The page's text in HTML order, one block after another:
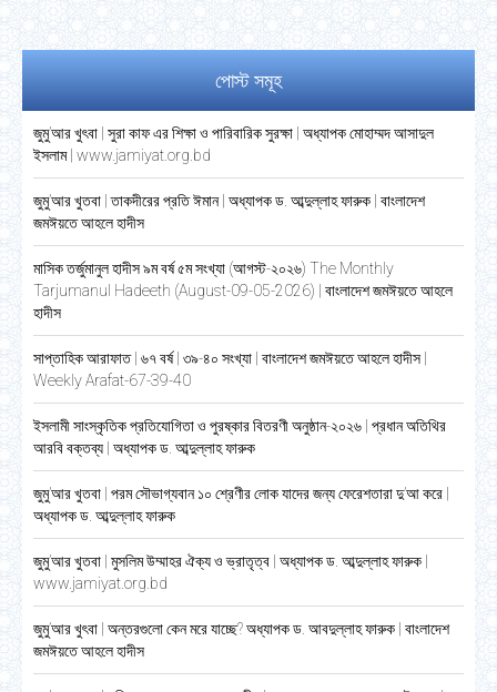
পোস্ট সমূহ
জুমু’আর খুৎবা | সুরা কাফ এর শিক্ষা ও পারিবারিক সুরক্ষা | অধ্যাপক মোহাম্মদ আসাদুল
ইসলাম | www.jamiyat.org.bd
জুমু’আর খুতবা | তাকদীরের প্রতি ঈমান | অধ্যাপক ড. আব্দুল্লাহ ফারুক | বাংলাদেশ
জমঈয়তে আহলে হাদীস
মাসিক তর্জুমানুল হাদীস ৯ম বর্ষ ৫ম সংখ্যা (আগস্ট-২০২৬) The Monthly
Tarjumanul Hadeeth (August-09-05-2026) | বাংলাদেশ জমঈয়তে আহলে
হাদীস
সাপ্তাহিক আরাফাত | ৬৭ বর্ষ | ৩৯-৪০ সংখ্যা | বাংলাদেশ জমঈয়তে আহলে হাদীস |
Weekly Arafat-67-39-40
ইসলামী সাংস্কৃতিক প্রতিযোগিতা ও পুরষ্কার বিতরণী অনুষ্ঠান-২০২৬ | প্রধান অতিথির
আরবি বক্তব্য | অধ্যাপক ড. আব্দুল্লাহ ফারুক
জুমু’আর খুতবা | পরম সৌভাগ্যবান ১০ শ্রেণীর লোক যাদের জন্য ফেরেশতারা দু’আ করে |
অধ্যাপক ড. আব্দুল্লাহ ফারুক
জুমু’আর খুতবা | মুসলিম উম্মাহর ঐক্য ও ভ্রাতৃত্ব | অধ্যাপক ড. আব্দুল্লাহ ফারুক |
www.jamiyat.org.bd
জুমু’আর খুৎবা | অন্তরগুলো কেন মরে যাচ্ছে? অধ্যাপক ড. আবদুল্লাহ ফারুক | বাংলাদেশ
জমঈয়তে আহলে হাদীস